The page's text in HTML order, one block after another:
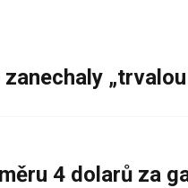
4 dolarů za